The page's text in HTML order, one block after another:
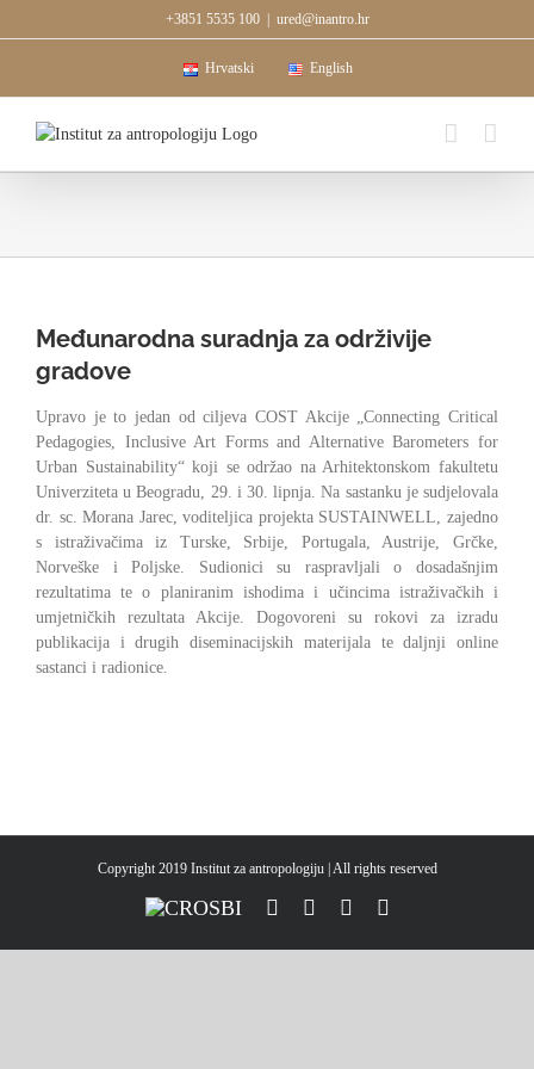
to
+3851 5535 100 ured@inantro.hr
Hrvatski English
Međunarodna suradnja za održivije
gradove
Upravo je to jedan od ciljeva COST Akcije „Connecting Critical
Pedagogies, Inclusive Art Forms and Alternative Barometers for
Urban Sustainability“ koji se održao na Arhitektonskom fakultetu
Univerziteta u Beogradu, 29. i 30. lipnja. Na sastanku je sudjelovala
dr. sc. Morana Jarec, voditeljica projekta SUSTAINWELL, zajedno
s istraživačima iz Turske, Srbije, Portugala, Austrije, Grčke,
Norveške i Poljske. Sudionici su raspravljali o dosadašnjim
rezultatima te o planiranim ishodima i učincima istraživačkih i
umjetničkih rezultata Akcije. Dogovoreni su rokovi za izradu
publikacija i drugih diseminacijskih materijala te daljnji online
sastanci i radionice.
Copyright 2019 Institut za antropologiju | All rights reserved
CROSBI FacebookLinkedIn